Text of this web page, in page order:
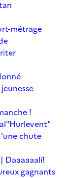
métrage
!
"Hurlevent"
chute
Daaaaaalí!
gagnants